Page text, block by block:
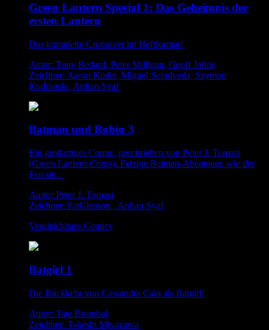
Green Lantern Special 1: Das Geheimnis der
ersten Lantern
Das komplette Crossover im Heftformat!
Autor: Tony Bedard, Peter Milligan, Geoff Johns
Zeichner: Aaron Kuder, Miguel Sepulveda, Szymon
Kudranski, Ardian Syaf
Batman und Robin 3
Ein großartiger Comic, geschrieben von Peter J. Tomasi
(Green Lantern Corps). Fetzige Batman-Abenteuer, wie der
Fan sie...
Autor: Peter J. Tomasi
Zeichner: PatGleason , Ardian Syaf
Vergleichbare Comics
Batgirl 1
Die Rückkehr von Cassandra Cain als Batgirl!
Autor: Tate Brombal
Zeichner: Takeshi Miyazawa